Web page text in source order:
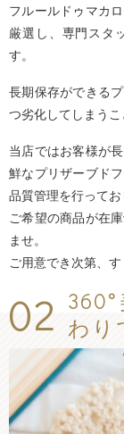
フルールドゥマカ
厳選し、専門スタ
す。
長期保存ができる
つ劣化してしまうこ
当店ではお客様が
鮮なプリザーブド
品質管理を行ってお
ご希望の商品が在
ませ。
ご用意でき次第、
02 わり